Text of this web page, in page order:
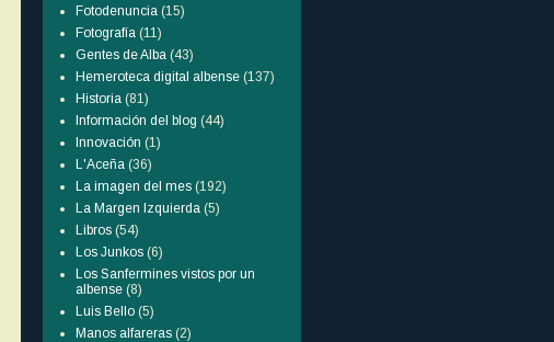
Fotodenuncia (15)
Fotografía (11)
Gentes de Alba (43)
Hemeroteca digital albense (137)
Historia (81)
Información del blog (44)
Innovación (1)
L'Aceña (36)
La imagen del mes (192)
La Margen Izquierda (5)
Libros (54)
Los Junkos (6)
Los Sanfermines vistos por un
albense (8)
Luis Bello (5)
Manos alfareras (2)